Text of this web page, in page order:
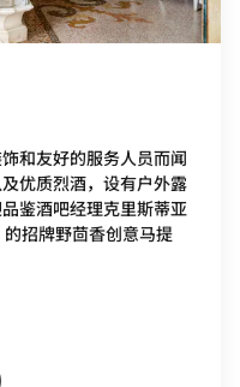
和友好的服务人员而闻
优质烈酒，设有户外露
鉴酒吧经理克里斯蒂亚
招牌野茴香创意马提